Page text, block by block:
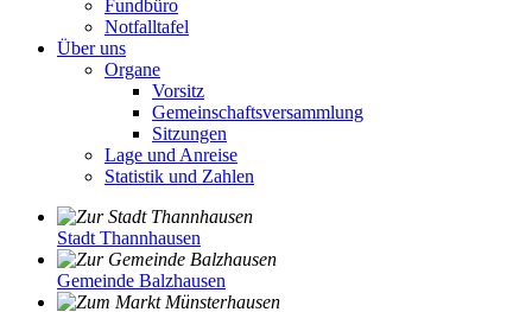
Fundbüro
Notfalltafel
Über uns
Organe
Vorsitz
Gemeinschaftsversammlung
Sitzungen
Lage und Anreise
Statistik und Zahlen
Stadt Thannhausen
Gemeinde Balzhausen